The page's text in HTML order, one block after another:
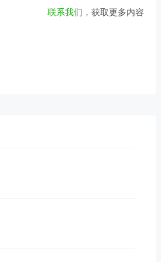
联系我们 ，获取更多内容